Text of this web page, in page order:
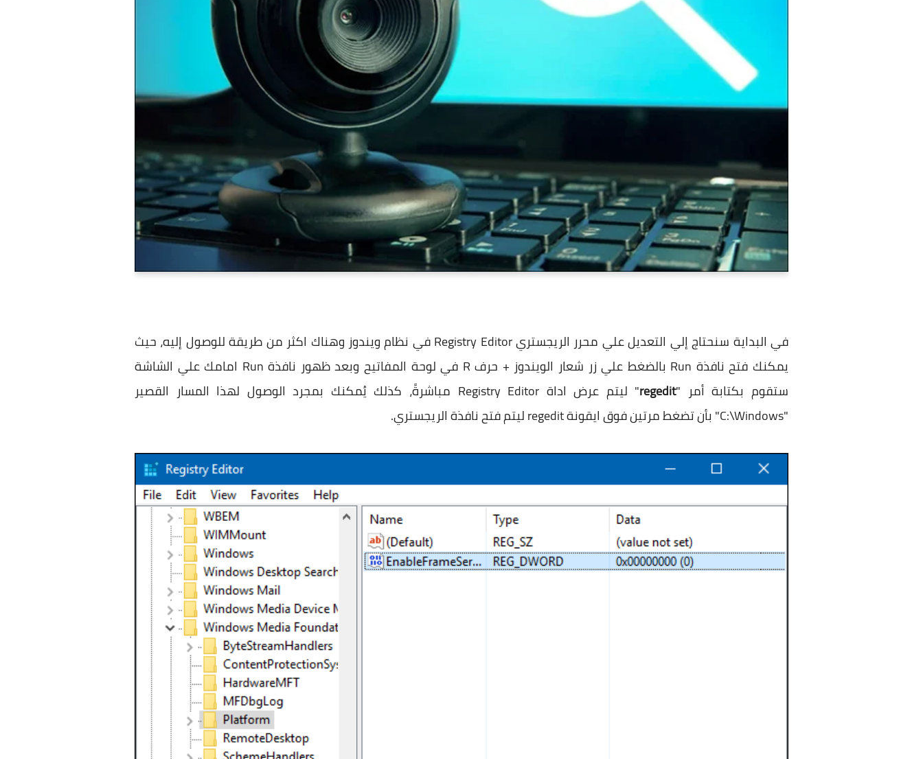
في البداية سنحتاج إلي التعديل علي محرر الريجستري Registry Editor في نظام ويندوز وهناك اكثر من طريقة للوصول إليه، حيث
يمكنك فتح نافذة Run بالضغط علي زر شعار الويندوز + حرف R في لوحة المفاتيح وبعد ظهور نافذة Run امامك علي الشاشة
ستقوم بكتابة أمر "regedit
" ليتم عرض اداة Registry Editor مباشرةً، كذلك يُمكنك بمجرد الوصول لهذا المسار القصير
"C:\Windows" بأن تضغط مرتين فوق ايقونة regedit ليتم فتح نافذة الريجستري.